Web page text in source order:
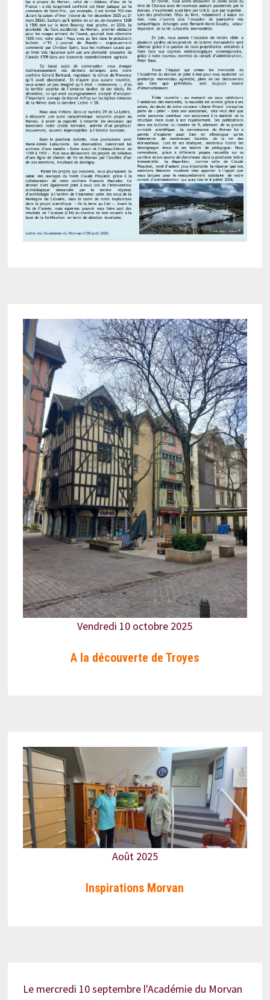
Vendredi 10 octobre 2025
A la découverte de Troyes
Août 2025
Inspirations Morvan
Le mercredi 10 septembre l'Académie du Morvan